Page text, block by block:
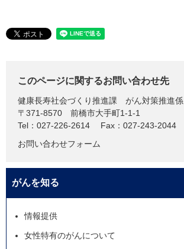
このページに関するお問い合わせ先
健康長寿社会づくり推進課
がん対策推進係
〒371-8570
前橋市大手町1-1-1
Tel：027-226-2614
Fax：027-243-2044
お問い合わせフォーム
がんを知る
情報提供
女性特有のがんについて